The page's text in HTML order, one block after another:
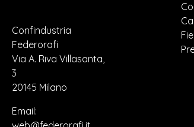
Confindustria
Federorafi
Via A. Riva Villasanta,
3
20145 Milano
Email: